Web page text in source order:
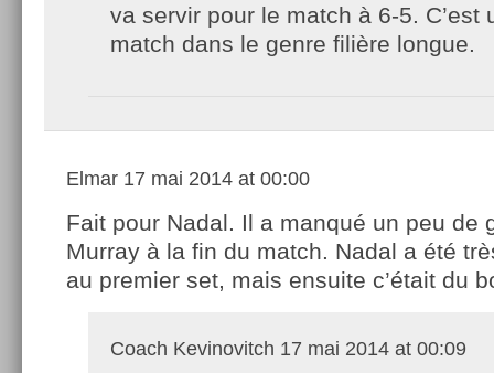
va servir pour le match à 6-5. C’est
match dans le genre filière longue.
Elmar 17 mai 2014 at 00:00
Fait pour Nadal. Il a manqué un peu de
Murray à la fin du match. Nadal a été
au premier set, mais ensuite c’était du
Coach Kevinovitch 17 mai 2014 at 00:09